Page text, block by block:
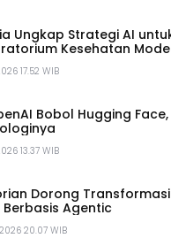
17.52 WIB
Ungkap Strategi AI
Kesehatan
13.37 WIB
Bobol Hugging
20.07 WIB
Dorong Transformasi
Berbasis Agentic